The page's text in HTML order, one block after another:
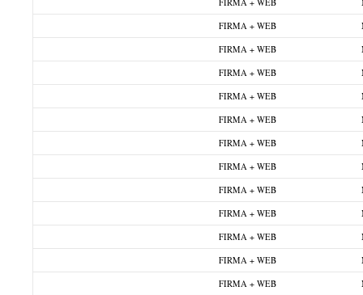
FIRMA + WEB
FIRMA + WEB
FIRMA + WEB
FIRMA + WEB
FIRMA + WEB
FIRMA + WEB
FIRMA + WEB
FIRMA + WEB
FIRMA + WEB
FIRMA + WEB
FIRMA + WEB
FIRMA + WEB
FIRMA + WEB